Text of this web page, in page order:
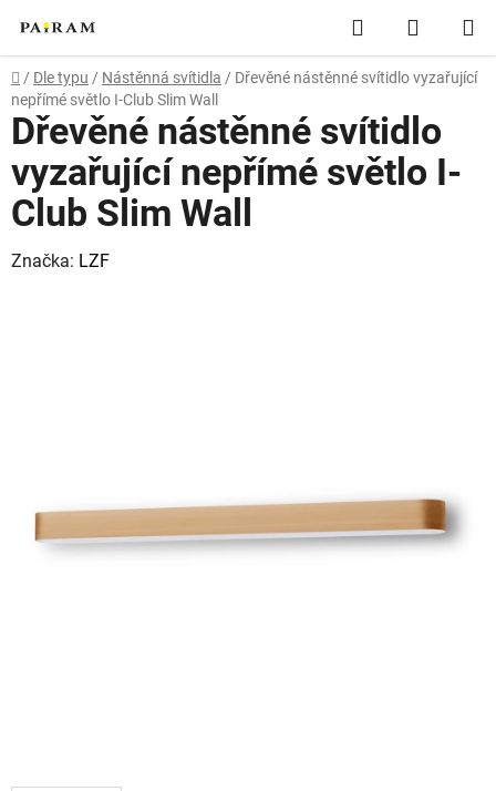
obsah
Hledat
KOŠÍK
Domů
/ Dle typu / Nástěnná svítidla / Dřevěné nástěnné svítidlo vyzařující
nepřímé světlo I-Club Slim Wall
Dřevěné nástěnné svítidlo
vyzařující nepřímé světlo I-
Club Slim Wall
Značka: LZF